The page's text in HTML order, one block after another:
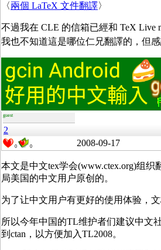
〈兩個 LaTeX 文件翻譯〉
不過我在 CLE 的信箱已經和 TeX Live
我也不知道這是哪位仁兄翻譯的，但感
guest
2
0 0 2008-09-17
本文是中文tex学会(www.ctex.org)组织
局美国的中文用户原创的。
为了让中文用户有更好的使用体验，文
所以今年中国的TL维护者们建议中文
到ctan，以方便加入TL2008。